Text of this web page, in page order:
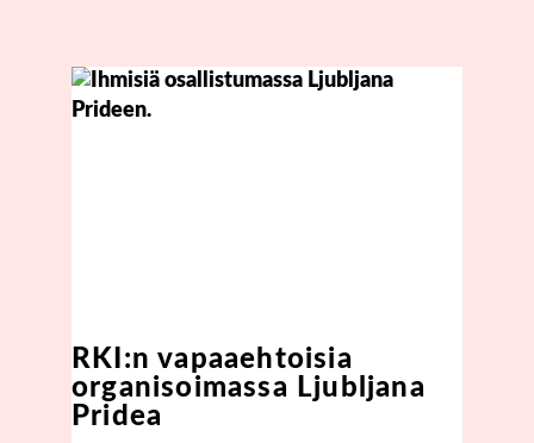
RKI:n vapaaehtoisia
organisoimassa Ljubljana
Pridea